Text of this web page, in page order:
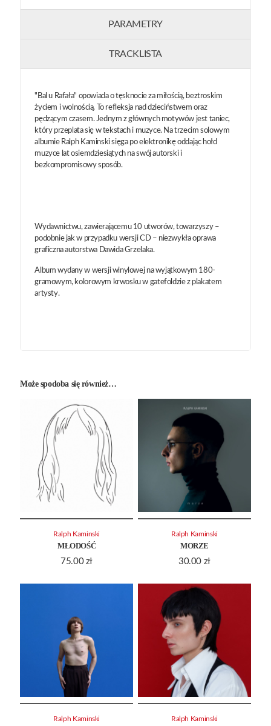
PARAMETRY
TRACKLISTA
"Bal u Rafała" opowiada o tęsknocie za miłością, beztroskim
życiem i wolnością. To refleksja nad dzieciństwem oraz
pędzącym czasem. Jednym z głównych motywów jest taniec,
który przeplata się w tekstach i muzyce. Na trzecim solowym
albumie Ralph Kaminski sięga po elektronikę oddając hołd
muzyce lat osiemdziesiątych na swój autorski i
bezkompromisowy sposób.
Wydawnictwu, zawierającemu 10 utworów, towarzyszy –
podobnie jak w przypadku wersji CD – niezwykła oprawa
graficzna autorstwa Dawida Grzelaka.
Album wydany w wersji winylowej na wyjątkowym 180-
gramowym, kolorowym krwosku w gatefoldzie z plakatem
artysty.
Może spodoba się również…
MŁODOŚĆ
75.00 zł
Ralph Kaminski
MORZE
30.00 zł
Ralph Kaminski
Ralph Kaminski Ralph Kaminski